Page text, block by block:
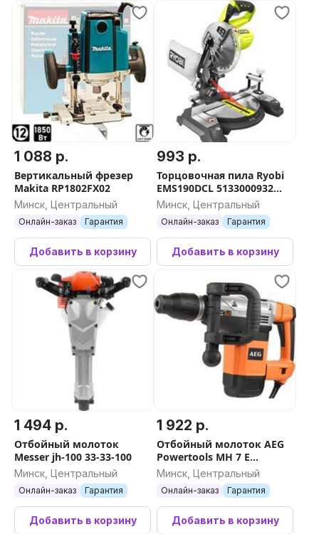
1 088 р.
Вертикальный фрезер
Makita RP1802FX02
Минск, Центральный
Онлайн-заказ Гарантия
Добавить в корзину
993 р.
Торцовочная пила Ryobi
EMS190DCL 5133000932
(без АКБ)
Минск, Центральный
Онлайн-заказ Гарантия
Добавить в корзину
1 494 р.
Отбойный молоток
Messer jh-100 33-33-100
Минск, Центральный
Онлайн-заказ Гарантия
Добавить в корзину
1 922 р.
Отбойный молоток AEG
Powertools MH 7 E
4935459422
Минск, Центральный
Онлайн-заказ Гарантия
Добавить в корзину